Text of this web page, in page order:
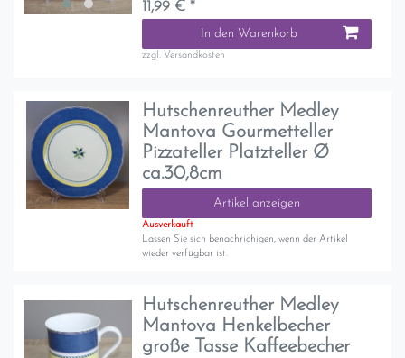
11,99 € *
In den Warenkorb
zzgl. Versandkosten
Hutschenreuther Medley
Mantova Gourmetteller
Pizzateller Platzteller Ø
ca.30,8cm
Artikel anzeigen
Ausverkauft
Lassen Sie sich benachrichigen, wenn der Artikel
wieder verfügbar ist.
Hutschenreuther Medley
Mantova Henkelbecher
große Tasse Kaffeebecher